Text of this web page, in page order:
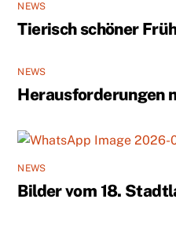
NEWS
Tierisch schöner
NEWS
Herausforderungen
NEWS
Bilder vom 18.